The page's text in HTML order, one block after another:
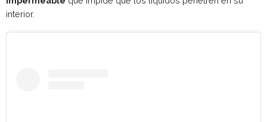
interior.